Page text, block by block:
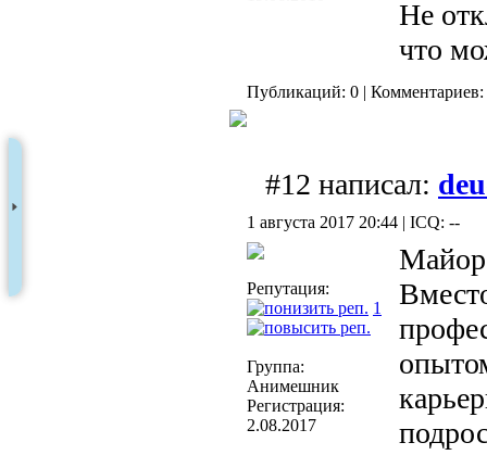
Не
что
Публикаций: 0 | Комментариев:
#12 написал:
1 августа 2017 20:44 | ICQ: --
Репутация:
1
Группа:
Анимешник
Регистрация:
2.08.2017
Майор